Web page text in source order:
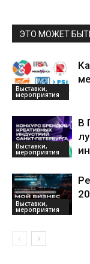
ЭТО МОЖЕТ
Выставки,
мероприятия
Выставки,
мероприятия
В
Выставки,
мероприятия